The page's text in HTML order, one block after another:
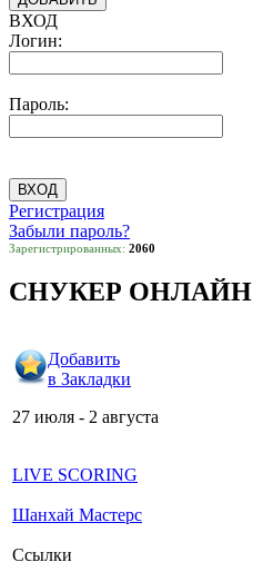
ВХОД
Логин:
Пароль:
Регистрация
Забыли пароль?
Зарегистрированных: 2060
СНУКЕР ОНЛАЙН
Добавить
в Закладки
27 июля - 2 августа
LIVE SCORING
Шанхай Мастерс
Ссылки